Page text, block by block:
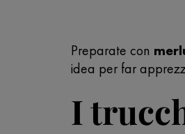
Preparate con
idea per far
I